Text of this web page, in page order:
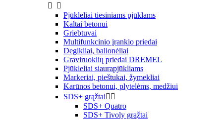


Pjūkleliai tiesiniams pjūklams
Kaltai betonui
Griebtuvai
Multifunkcinio įrankio priedai
Degikliai, balionėliai
Graviruoklių priedai DREMEL
Pjūkleliai siaurapjūkliams
Markeriai, pieštukai, žymekliai
Karūnos betonui, plytelėms, medžiui
SDS+ grąžtai 
SDS+ Quatro
SDS+ Tivoly grąžtai